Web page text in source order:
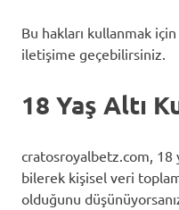
Bu hakları kullanmak
iletişime geçebilirsiniz.
18 Yaş Altı
cratosroyalbetz.com, 18
bilerek kişisel veri
olduğunu